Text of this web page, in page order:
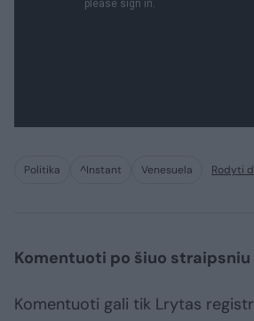
Politika ^Instant Venesuela Rodyti
Komentuoti po šiuo straipsniu
Komentuoti gali tik Lrytas